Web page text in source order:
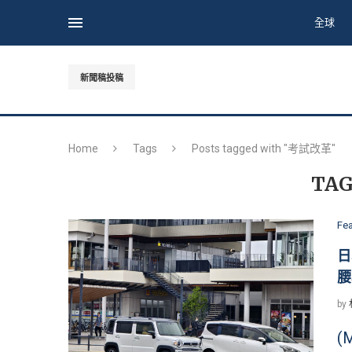
全球
新聞稿投稿
Home Tags Posts tagged with "考試改革"
by